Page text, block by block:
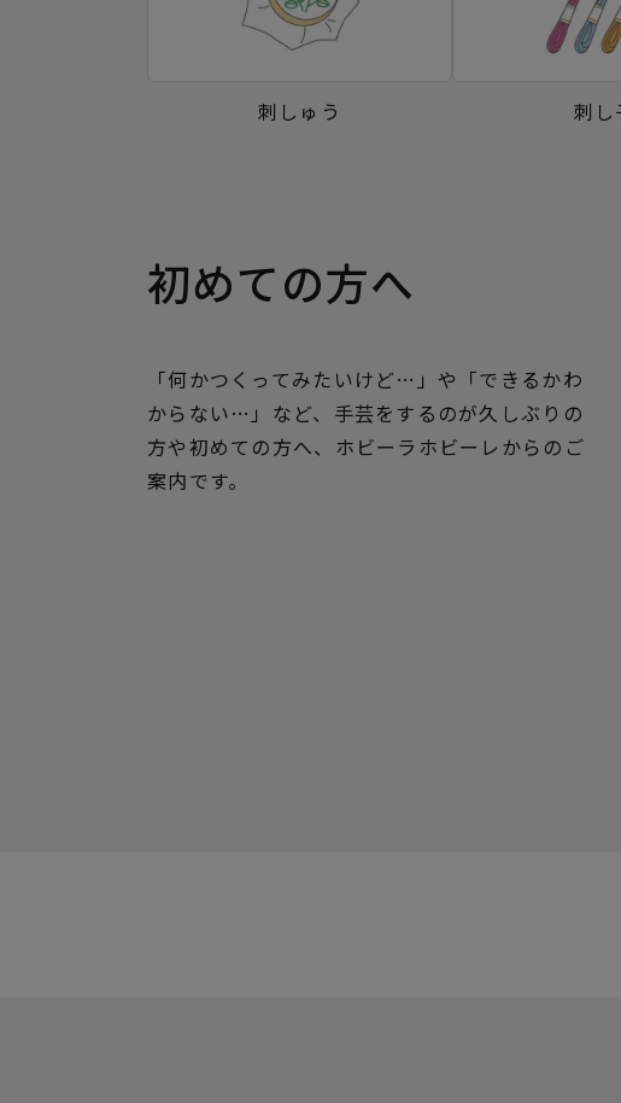
刺しゅう 刺し
初めての方へ
「何かつくってみたいけど…」や「できるかわ
からない…」など、手芸をするのが久しぶりの
方や初めての方へ、ホビーラホビーレからのご
案内です。